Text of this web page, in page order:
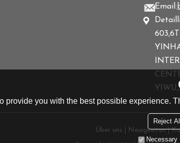
Email:
Über uns Neuigkeiten
provide you with the best possible experience.
Reject All
Necessary